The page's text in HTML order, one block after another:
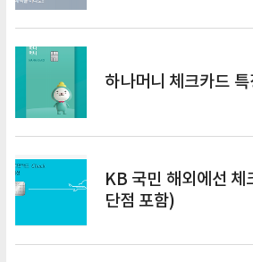
하나머니 체크카드
KB 국민 해외에선
단점 포함)